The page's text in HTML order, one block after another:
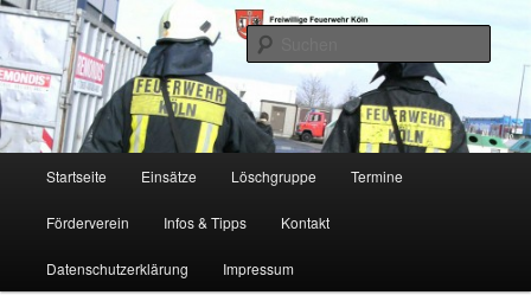
Zum
primären
Inhalt
springenFF Köln, LG RD
Freiwillige Feuerwehr Köln, Löschgruppe Rodenkirchen
Startseite Einsätze Löschgruppe Termine
Förderverein Infos & Tipps Kontakt
Datenschutzerklärung Impressum